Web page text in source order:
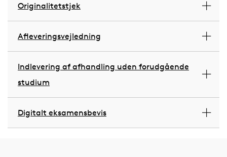
Originalitetstjek
Afleveringsvejledning
Indlevering af afhandling uden forudgående
studium
Digitalt eksamensbevis